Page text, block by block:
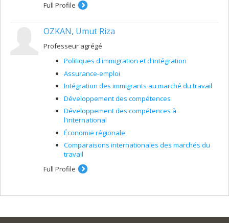
Full Profile
OZKAN, Umut Riza
Professeur agrégé
Politiques d'immigration et d'intégration
Assurance-emploi
Intégration des immigrants au marché du travail
Développement des compétences
Développement des compétences à
l'international
Économie régionale
Comparaisons internationales des marchés du
travail
Full Profile